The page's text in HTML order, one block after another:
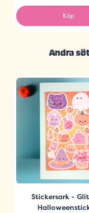
Köp
Andra
Stickersark -